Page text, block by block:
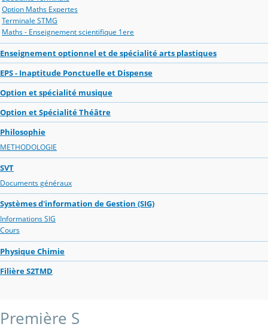
Option Maths Expertes
Terminale STMG
Maths - Enseignement scientifique 1ere
Enseignement optionnel et de spécialité arts plastiques
EPS - Inaptitude Ponctuelle et Dispense
Option et spécialité musique
Option et Spécialité Théâtre
Philosophie
METHODOLOGIE
SVT
Documents généraux
Systèmes d'information de Gestion (SIG)
Informations SIG
Cours
Physique Chimie
Filière S2TMD
Première S